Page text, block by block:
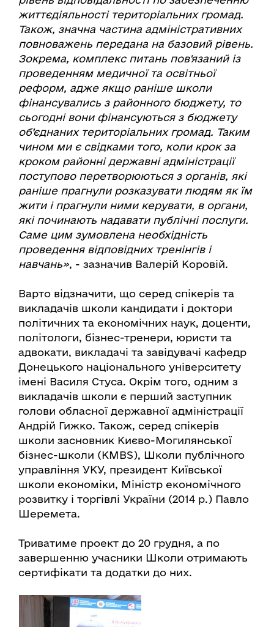
життєдіяльності територіальних громад.
Також, значна частина адміністративних
повноважень передана на базовий рівень.
Зокрема, комплекс питань пов'язаний із
проведенням медичної та освітньої
реформ, адже якщо раніше школи
фінансувались з районного бюджету, то
сьогодні вони фінансуються з бюджету
об’єднаних територіальних громад. Таким
чином ми є свідками того, коли крок за
кроком районні державні адміністрації
поступово перетворюються з органів, які
раніше прагнули розказувати людям як їм
жити і прагнули ними керувати, в органи,
які починають надавати публічні послуги.
Саме цим зумовлена необхідність
проведення відповідних тренінгів і
навчань», - зазначив Валерій Коровій.
Варто відзначити, що серед спікерів та
викладачів школи кандидати і доктори
політичних та економічних наук, доценти,
політологи, бізнес-тренери, юристи та
адвокати, викладачі та завідувачі кафедр
Донецького національного університету
імені Василя Стуса. Окрім того, одним з
викладачів школи є перший заступник
голови обласної державної адміністрації
Андрій Гижко. Також, серед спікерів
школи засновник Києво-Могилянської
бізнес-школи (KMBS), Школи публічного
управління УКУ, президент Київської
школи економіки, Міністр економічного
розвитку і торгівлі України (2014 р.) Павло
Шеремета.
Триватиме проект до 20 грудня, а по
завершенню учасники Школи отримають
сертифікати та додатки до них.